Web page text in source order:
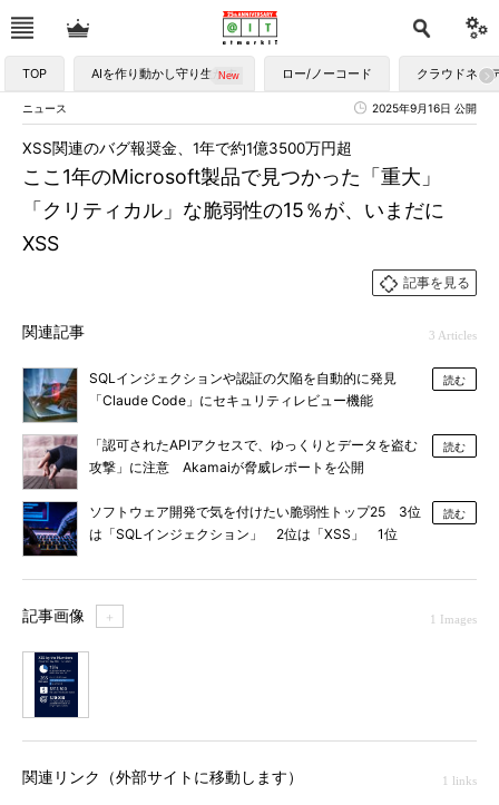
TOP AIを作り動かし守り生かす ロー/ノーコード クラウドネイ
ニュース 2025年9月16日 公開
ここ1年のMicrosoft製品で見つかった「重大」
「クリティカル」な脆弱性の15％が、いまだに
XSS
XSS関連のバグ報奨金、1年で約1億3500万円超
記事を見る
関連記事 3 Articles
SQLインジェクションや認証の欠陥を自動的に発見
「Claude Code」にセキュリティレビュー機能
読む
「認可されたAPIアクセスで、ゆっくりとデータを盗む
攻撃」に注意 Akamaiが脅威レポートを公開
読む
ソフトウェア開発で気を付けたい脆弱性トップ25 3位
は「SQLインジェクション」 2位は「XSS」 1位
読む
記事画像 ＋ 1 Images
関連リンク（外部サイトに移動します） 1 links